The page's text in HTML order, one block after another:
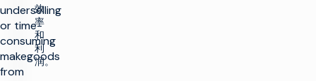
underselling
or time-
consuming
makegoods
from
效
率
和
利
润。